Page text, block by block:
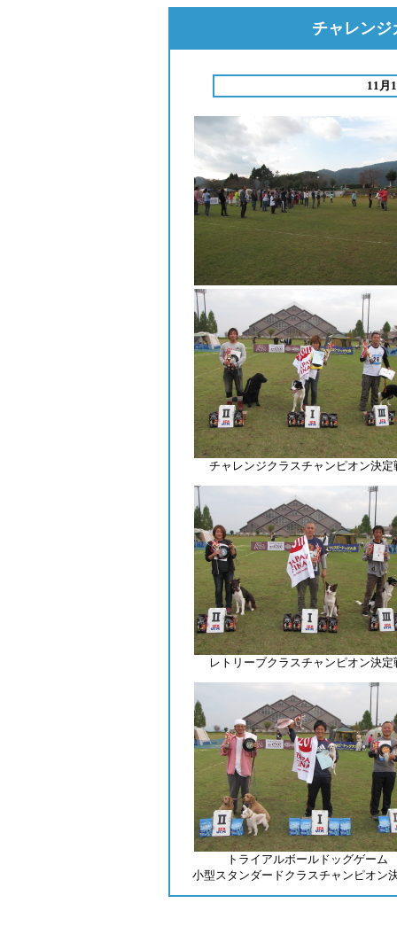
チャレンジ
11月
チャレンジクラスチャンピオン決定
レトリーブクラスチャンピオン決定
トライアルボールドッグゲーム
小型スタンダードクラスチャンピオン